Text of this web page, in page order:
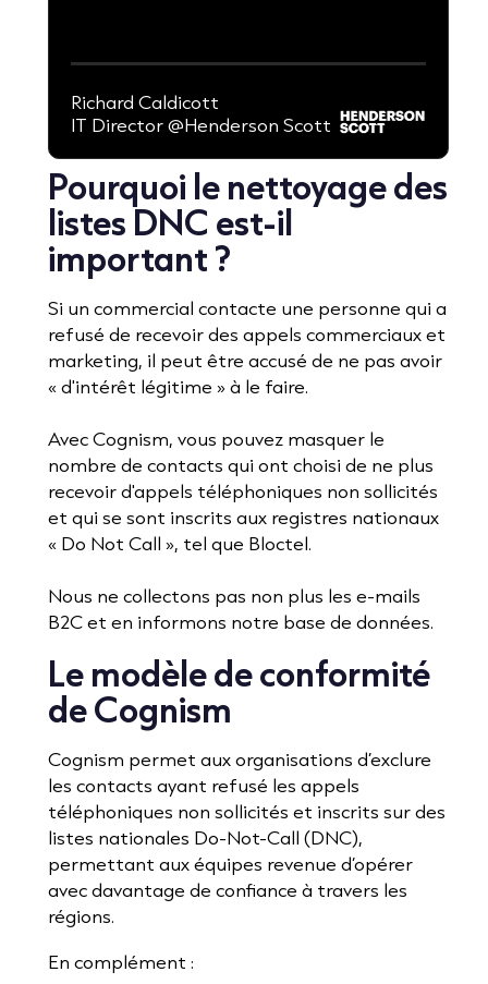
Richard Caldicott
IT Director @Henderson Scott
Pourquoi le nettoyage des
listes DNC est-il
important ?
Si un commercial contacte une personne qui a
refusé de recevoir des appels commerciaux et
marketing, il peut être accusé de ne pas avoir
« d'intérêt légitime » à le faire.
Avec Cognism, vous pouvez masquer le
nombre de contacts qui ont choisi de ne plus
recevoir d'appels téléphoniques non sollicités
et qui se sont inscrits aux registres nationaux
« Do Not Call », tel que Bloctel.
Nous ne collectons pas non plus les e-mails
B2C et en informons notre base de données.
Le modèle de conformité
de Cognism
Cognism permet aux organisations d’exclure
les contacts ayant refusé les appels
téléphoniques non sollicités et inscrits sur des
listes nationales Do-Not-Call (DNC),
permettant aux équipes revenue d’opérer
avec davantage de confiance à travers les
régions.
En complément :